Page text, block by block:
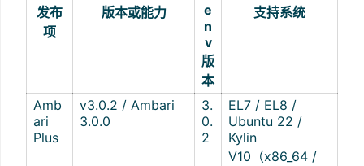
发布
项
版本或能力
e
n
v
版
本
支持系统
Amb
ari
Plus
v3.0.2 / Ambari
3.0.0
3.
0.
2
EL7 / EL8 /
Ubuntu 22 /
Kylin
V10（x86_64 /